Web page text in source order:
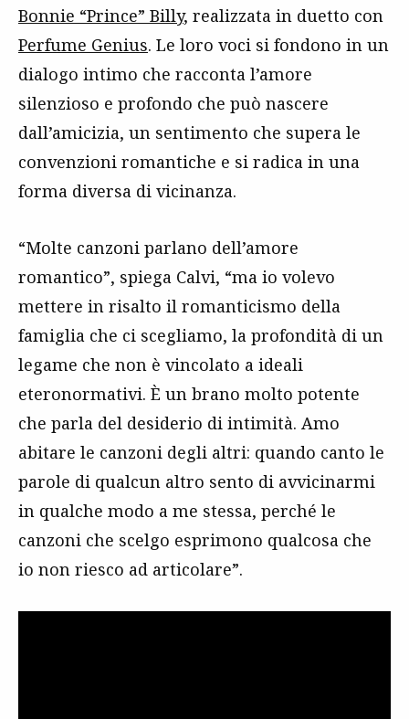
Bonnie “Prince” Billy, realizzata in duetto con
Perfume Genius. Le loro voci si fondono in un
dialogo intimo che racconta l’amore
silenzioso e profondo che può nascere
dall’amicizia, un sentimento che supera le
convenzioni romantiche e si radica in una
forma diversa di vicinanza.
“Molte canzoni parlano dell’amore
romantico”, spiega Calvi, “ma io volevo
mettere in risalto il romanticismo della
famiglia che ci scegliamo, la profondità di un
legame che non è vincolato a ideali
eteronormativi. È un brano molto potente
che parla del desiderio di intimità. Amo
abitare le canzoni degli altri: quando canto le
parole di qualcun altro sento di avvicinarmi
in qualche modo a me stessa, perché le
canzoni che scelgo esprimono qualcosa che
io non riesco ad articolare”.